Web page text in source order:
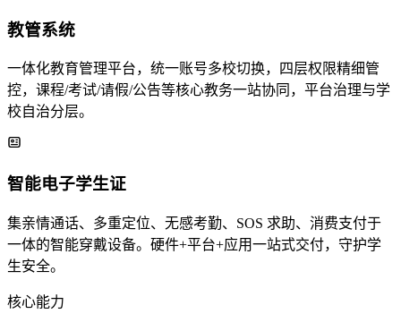
教管系统
一体化教育管理平台，统一账号多校切换，四层权限精细管
控，课程/考试/请假/公告等核心教务一站协同，平台治理与学
校自治分层。
智能电子学生证
集亲情通话、多重定位、无感考勤、SOS 求助、消费支付于
一体的智能穿戴设备。硬件+平台+应用一站式交付，守护学
生安全。
核心能力